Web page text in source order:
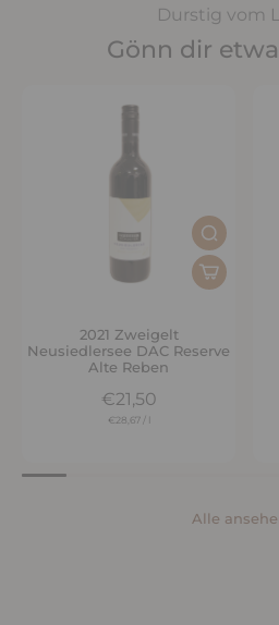
Durstig vom
Gönn dir
2021 Zweigelt
Neusiedlersee DAC Reserve
Alte Reben
€21,50
€28,67 / l
Alle